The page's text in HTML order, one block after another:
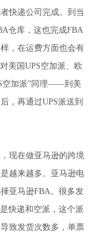
快递公司完成。到当
仓库，这也完成FBA
，在运费方面也会有
美国UPS空加派、欧
空加派”同理——到美
，再通过UPS派送到
现在做亚马逊的跨境
越来越多。亚马逊电
亚马逊FBA。很多发
快递和空派，这个派
致发货次数多，单票